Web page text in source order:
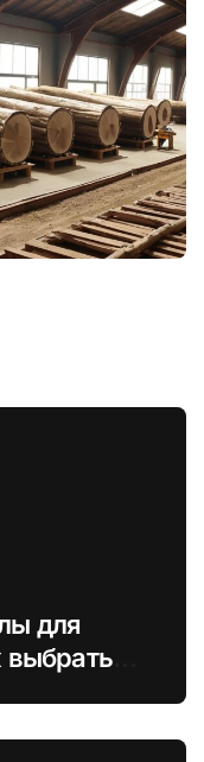
для
выбрать